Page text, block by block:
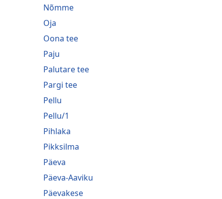
Nõmme
Oja
Oona tee
Paju
Palutare tee
Pargi tee
Pellu
Pellu/1
Pihlaka
Pikksilma
Päeva
Päeva-Aaviku
Päevakese